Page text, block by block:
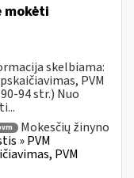
mokėti
skelbiama:
PVM
94 str.) Nuo
Mokesčių žinyno
» PVM
PVM